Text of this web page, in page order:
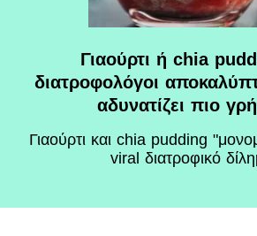
Γιαούρτι ή chia
διατροφολόγοι
αδυνατίζει πιο
Γιαούρτι και chia pudding
viral διατροφικό